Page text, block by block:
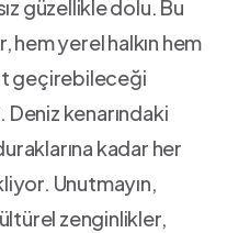
güzellikle⁢ dolu. Bu
hem ‍yerel halkın hem
⁤geçirebileceği
Deniz kenarındaki
kadar her
Unutmayın,
zenginlikler,